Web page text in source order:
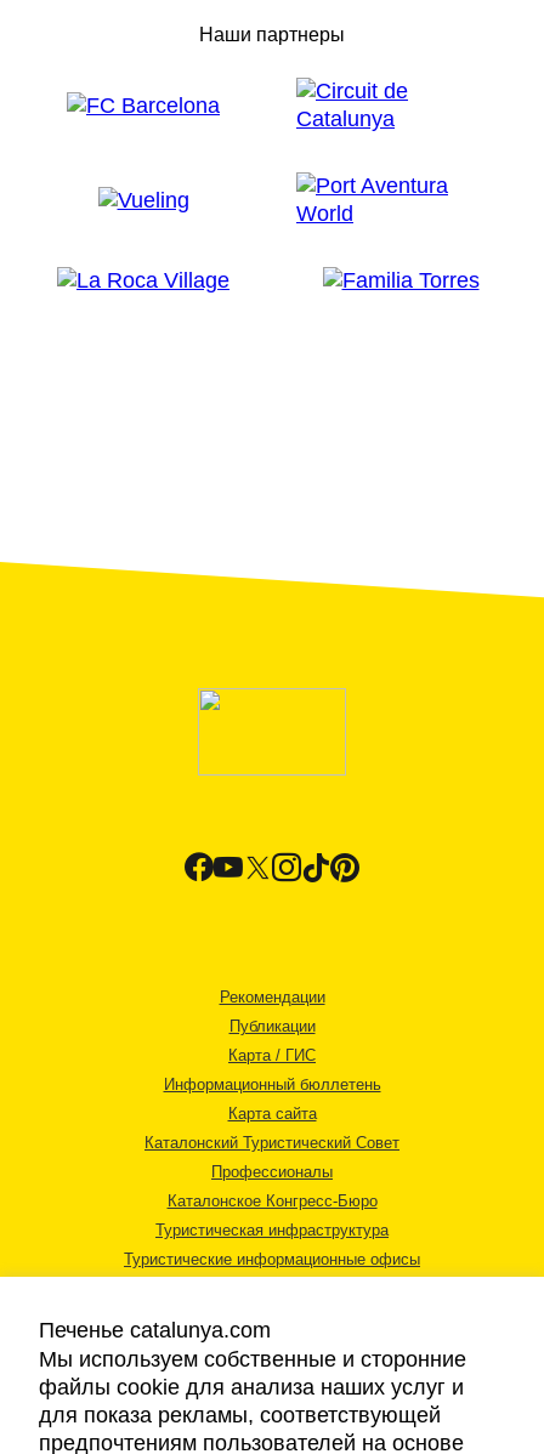
Наши партнеры
Рекомендации
Публикации
Карта / ГИС
Информационный бюллетень
Карта сайта
Каталонский Туристический Совет
Профессионалы
Каталонское Конгресс-Бюро
Туристическая инфраструктура
Туристические информационные офисы
Правовая информация
Печенье catalunya.com
Мы используем собственные и сторонние
файлы cookie для анализа наших услуг и
для показа рекламы, соответствующей
предпочтениям пользователей на основе